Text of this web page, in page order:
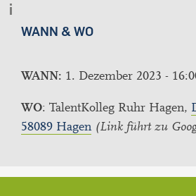
WANN & WO
WANN: 1. Dezember 2023 -
WO: TalentKolleg Ruhr Hagen,
58089 Hagen (Link führt zu